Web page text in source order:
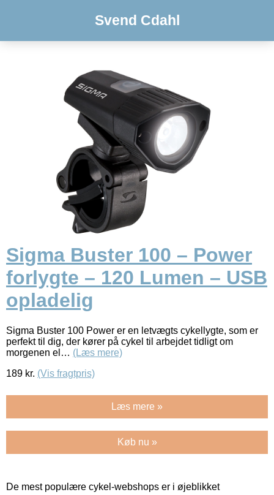
Svend Cdahl
Sigma Buster 100 – Power
forlygte – 120 Lumen – USB
opladelig
Sigma Buster 100 Power er en letvægts cykellygte, som er
perfekt til dig, der kører på cykel til arbejdet tidligt om
morgenen el… (Læs mere)
189 kr. (Vis fragtpris)
Læs mere »
Køb nu »
De mest populære cykel-webshops er i øjeblikket